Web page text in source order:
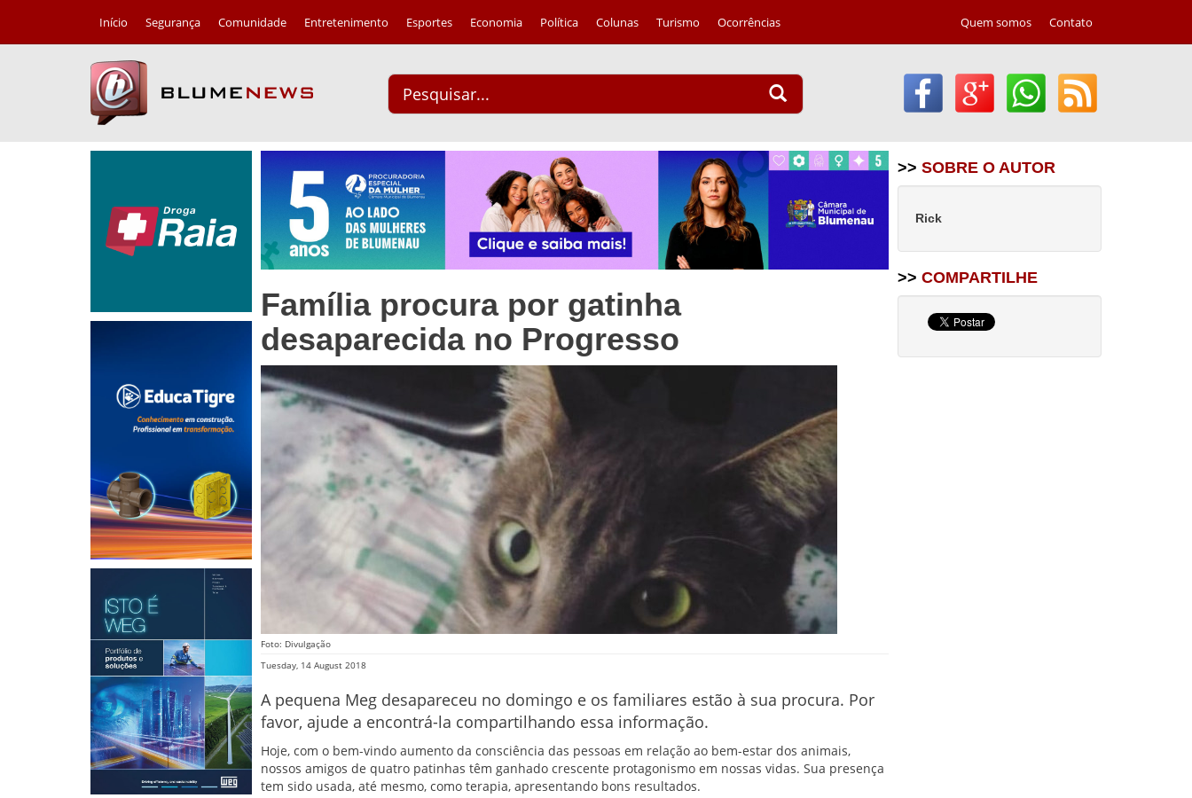
Início Segurança Comunidade Entretenimento Esportes Economia Política Colunas Turismo Ocorrências Quem somos Contato
Família procura por gatinha
desaparecida no Progresso
Foto: Divulgação
Tuesday, 14 August 2018
A pequena Meg desapareceu no domingo e os familiares estão à sua procura. Por
favor, ajude a encontrá-la compartilhando essa informação.
Hoje, com o bem-vindo aumento da consciência das pessoas em relação ao bem-estar dos animais,
nossos amigos de quatro patinhas têm ganhado crescente protagonismo em nossas vidas. Sua presença
tem sido usada, até mesmo, como terapia, apresentando bons resultados.
>> SOBRE O AUTOR
Rick
>> COMPARTILHE